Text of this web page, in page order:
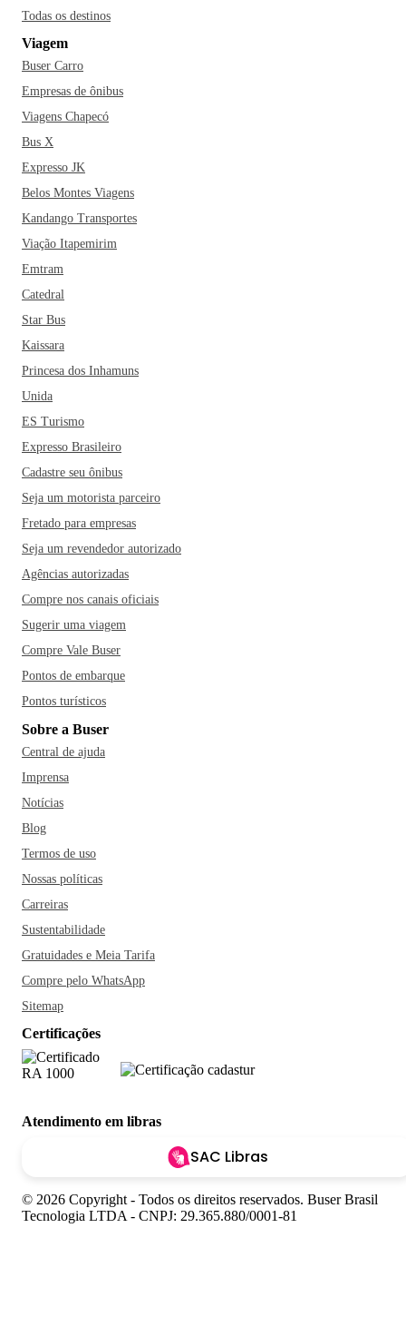
Todas os destinos
Viagem
Buser Carro
Empresas de ônibus
Viagens Chapecó
Bus X
Expresso JK
Belos Montes Viagens
Kandango Transportes
Viação Itapemirim
Emtram
Catedral
Star Bus
Kaissara
Princesa dos Inhamuns
Unida
ES Turismo
Expresso Brasileiro
Cadastre seu ônibus
Seja um motorista parceiro
Fretado para empresas
Seja um revendedor autorizado
Agências autorizadas
Compre nos canais oficiais
Sugerir uma viagem
Compre Vale Buser
Pontos de embarque
Pontos turísticos
Sobre a Buser
Central de ajuda
Imprensa
Notícias
Blog
Termos de uso
Nossas políticas
Carreiras
Sustentabilidade
Gratuidades e Meia Tarifa
Compre pelo WhatsApp
Sitemap
Certificações
Atendimento em libras
SAC Libras
© 2026 Copyright - Todos os direitos reservados. Buser Brasil
Tecnologia LTDA - CNPJ: 29.365.880/0001-81